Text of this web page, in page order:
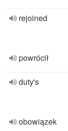
rejoined
powrócił
duty's
obowiązek